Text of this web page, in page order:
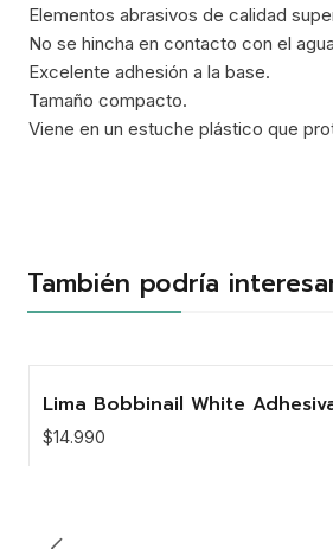
Elementos abrasivos de calidad
No se hincha en contacto con el
Excelente adhesión a la base.
Tamaño compacto.
Viene en un estuche plástico que
También podría
Lima Bobbinail White
$14.990